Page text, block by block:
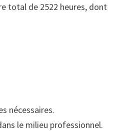
total de 2522 heures, dont
nécessaires.
le milieu professionnel.